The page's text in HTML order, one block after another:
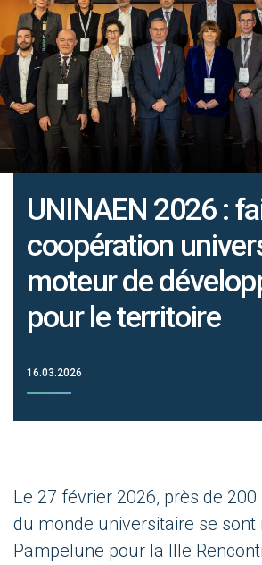
UNINAEN 2026 :
coopération
moteur de
pour le territoire
16.03.2026
Le 27 février 2026, près de
du monde universitaire se sont
Pampelune pour la IIIe